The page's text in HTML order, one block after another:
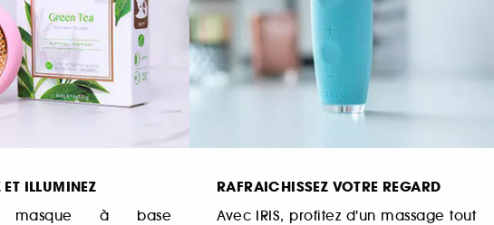
ILLUMINEZ
à base
RAFRAICHISSEZ VOTRE REGARD
Avec IRIS, profitez d'un massage tout